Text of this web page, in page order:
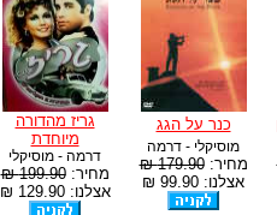
כנר על הגג
מוסיקלי - דרמה
מחיר:179.90 ₪
אצלנו: 99.90 ₪
גריז מהדורה
מיוחדת
דרמה - מוסיקלי
מחיר:199.90 ₪
אצלנו: 129.90 ₪